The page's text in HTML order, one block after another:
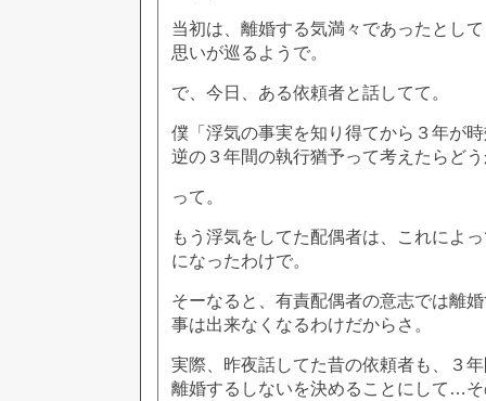
当初は、離婚する気満々であったとし
思いが巡るようで。
で、今日、ある依頼者と話してて。
僕「浮気の事実を知り得てから３年が
逆の３年間の執行猶予って考えたらど
って。
もう浮気をしてた配偶者は、これによ
になったわけで。
そーなると、有責配偶者の意志では離
事は出来なくなるわけだからさ。
実際、昨夜話してた昔の依頼者も、３
離婚するしないを決めることにして…